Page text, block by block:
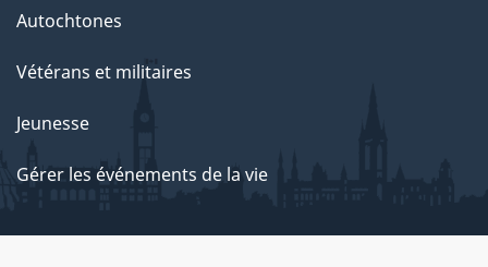
Autochtones
Vétérans et militaires
Jeunesse
Gérer les événements de la vie